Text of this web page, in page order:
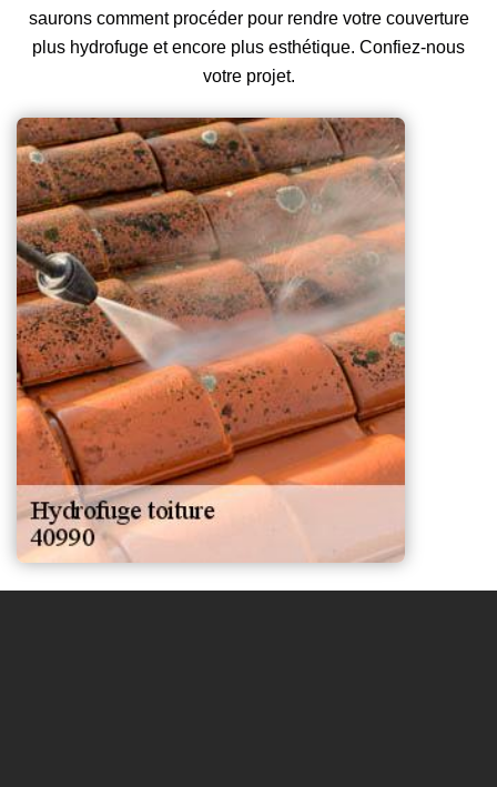
saurons comment procéder pour rendre votre couverture
plus hydrofuge et encore plus esthétique. Confiez-nous
votre projet.